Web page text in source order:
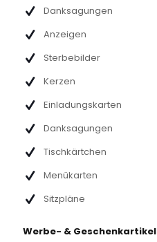
Danksagungen
Anzeigen
Sterbebilder
Kerzen
Einladungskarten
Danksagungen
Tischkärtchen
Menükarten
Sitzpläne
Werbe- & Geschenkartikel